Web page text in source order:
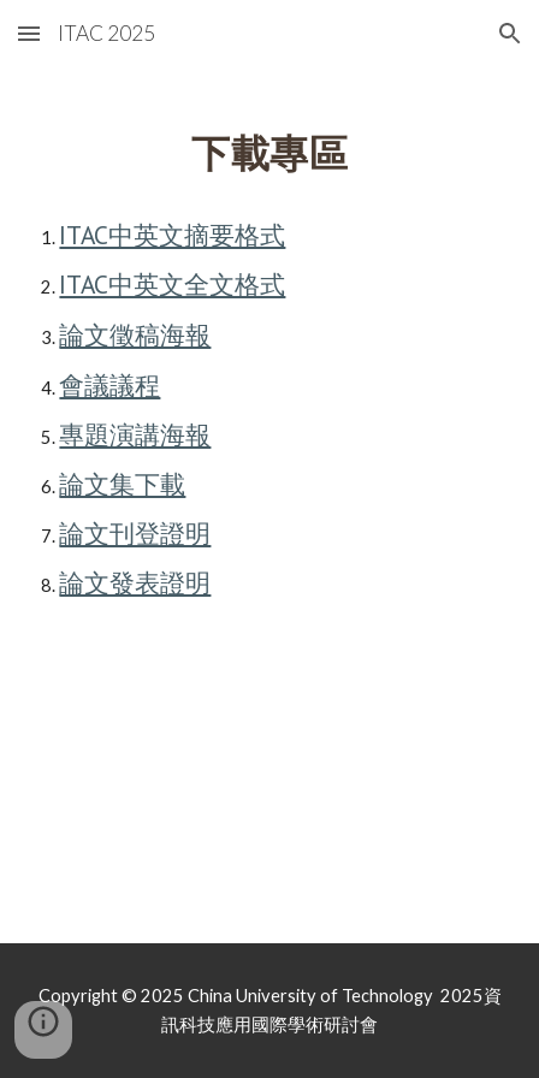
Skip to main content Skip to navigation
ITAC 2025
下載專區
ITAC中英文摘要格式
ITAC中英文全文格式
論文徵稿海報
會議議程
專題演講海報
論文集下載
論文刊登證明
論文發表證明
Copyright © 2025 China University of Technology 2025資
訊科技應用國際學術研討會